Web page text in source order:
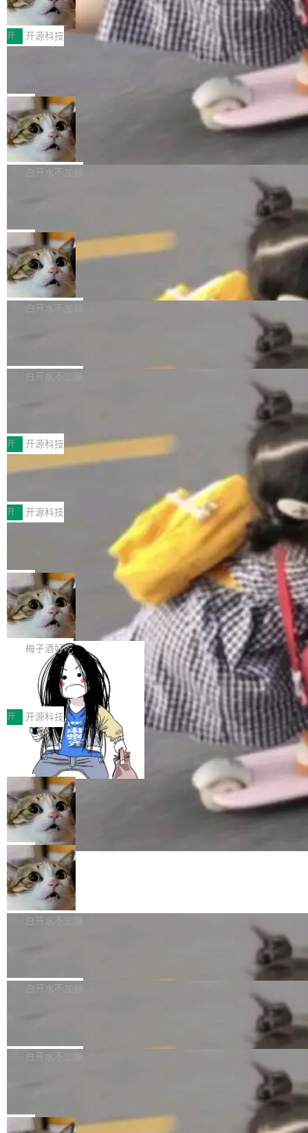
变体：Switchable...
那个创业公司。不同的是，这次它构建在 Cloudf
lare Workers 上——我花了九年时间搭建的平台
——并且深度集成了 AI。这基本上是我十年秘密
数据库，按名称寻址，复制到你自己的 S3 兼容
存储库里。节点之间只通过这个存储库协调——
没有控制平面，没有共识协议。每个对象自带一
个小型数据库，应用天然按分片构建，单个数据
库的竞争和爆炸半径问题在设计层面就被消除
了。 闲置的 cell 会休眠到几乎不占资源。当 cel
l 迁移或唤醒时，新宿主从 S3 恢复 SQLite 数据
库继续执行。存储库是持久化的唯一真相...
性能、流畅双第一，三星Galaxy Z系列
新折叠缺席
2026年7月的手机市场，由于存储等硬件成本暴
增，手机厂商的日子也不好过啊，新机速度明显
放缓，因此硝烟味淡了许多。新机参数规格除开
高价的三星折叠（三星Galaxy Z Fold8 Ultra / Z
Fold8 / Z Flip8）外，其余要么是中低端机器，
例如iQOO Z11i、REDMI Note 17、REDMI No
te 17 Pro、OPPO K15，要么是vivo X300 E这
样的次旗舰。 Galaxy Z Fold8 Ultra / Z Fold8 /
Z Flip8三款折叠屏新机均在7月22日发布，且全
部搭载骁龙8 Elite Gen5 for Galaxy，它们本该
开 开源科技
Zed 编辑器团队发布了新项目——DeltaDB，一
个在 git commit 之间记录每一次编辑操作的版
本控制系统。目前处于 Early Access 阶段。 De
ltaDB 的核心思路直接写在 landing page 最显
眼的位置：「Software is made between com
mits」——软件是在 commit 之间写出来的。git
是把这段空隙补上。 回退到任何一次编辑：Delt
aDB 捕获 commit 之间的每一次操作，...
局
SpaceXAI 单季资本开支达 183 亿美元
根据风险投资人Tomer Tunguz 博客（VC 分
析）披露的最新分析与第二季度业绩报告，Spac
微软同期总资本开支的四成。 与亚马逊、Alpha
bet、微软以及 Meta 等传统科技巨头相比，Spa
ceXAI的资金消耗速度尤为引人瞩目。然而，支
撑庞大支出的资金来源却呈现出截然不同的面
貌。数据显示，微软和 Meta 主要依托充沛的经
白开水不加糖
一个在终端里运行的编程 agent；Muse Spark
1.2，驱动这个 agent 的新模型。一句话概括：
你可以用 curl -fsSL https://dev.meta.ai/install.
sh | bash 安装一个能在大项目里自动规划、写
代码、验证结果的 AI 终端工具。 据介绍，Muse
个主 agent 循环，外加一组后台 agent。这些后
局
美团开源 LoHoSearch，用知识图谱校
准 AI 能力认知
机器出题的前提，是让机器拥有全局视野。整个
构建流程可以分为四个环节：建图 → 控制难度
白开水不加糖
库，并将作为transport接入Mooncake TENT。
MPComm将作为一种传输引擎接入Mooncake T
ENT，实现零拷贝传输性能提升30%、非零拷贝
传输性能最高提升5倍。UCL-MPComm底层基
于自研UCL-Engine通信引擎，后续腾讯网平将
持续开源更多基于UCL-Engine的高性能通信组
件。 腾讯网平团队在UCL-MPComm中实现了一
个独立于业务线程的全局通信引擎（Engine），
白开水不加糖
型案例入选名单》，深信服“面向企业研发场景的
开源 AI 编程平台 CoStrict 应用”凭借卓越的技术
创新与落地成效成功入选。 全链路私有化部署，
助力企业AI研发安全落地 当前，越来越多企业已
经开始引入 AI Coding 工具，通过调用公有云模
型或企业内部部署模型提升研发效率。但随着 AI
Coding 从个人辅助工具逐步走向团队级、组织
级应用，企业在规模化落地过程中，对安全性、
可控性和代码质量提出了更高要求。 首先是数据
安全与合规要求。对于大多数普通研发场景，公
有云模型能够满足快速试用和效率提升的需求。
但对于金融、能源、医疗等对数据安全要求较...
开 开源科技
深信服AI算力网关入选工信部人工智能
前不久，工业和信息化部正式发布《2025年人工
智能应用典型案例名单》，集中展示人工智能在
各领域的应用成果，覆盖技术底座、行业赋能、
产品应用、支撑保障、专题等五大方向。深信服
AI算力网关（AI创新平台）成功入选！ 随着各行
各业的Agent走向规模化建设，算力构成形态逐
渐丰富，用户关注的重点也在发生变化：不只是
让AI用起来，还要进一步看清混合算力时代下，
Token花在哪里、算力是否被充分利用，以及持
续增长的AI成本该如何优化。 深信服AI算力网关
正是围绕这些实际问题，从Token治理和成本治
理两个方面，让用户的每一份算力都看得清、管
得住、用得稳、省得下、更安全！ 一、从现在开
始，Token使用一目...
开 开源科技
Jeff Dean 离开 Google：一个时代的结
束，一个实验室的开始
Google 员工编号 20。MapReduce 作者之一。
Bigtable 作者之一。TensorFlow 的作者之一。
Gemini 的架构师。Google 首席科学家。 Jeff D
ean 在 Google 工作了 27 年后，宣布离职。 他
不是一个人走。一同离开的还有 Sanjay Ghema
wat（Google 员工编号 23，Jeff Dean 二十多
年的编程搭档，MapReduce 和 Bigtable 的共同
作者）、Quoc Le（Google 大脑核心成员，Se
q2Seq 和 DocAI 的共同发明人）以及 Oriol Vin
yals（Gemini 联合负责人，AlphaSta...
局
🔥 SolonCode v2026.8.4 发布：界面
字体可调、22 种语言、记忆搜索增强
打开终端就能上岗的全中文编码智能体，这一轮
把「看得清、用母语、记得住」三件事一次补
齐。 SolonCode 是什么 SolonCode 是杭州无
耳科技研发的企业级终端编码智能体——一位全
中文驱动的数字员工，自主理解需求、规划步
骤、编写代码。不挑模型、不挑平台，curl 一行
装完即用。 开源地址：Gitee · GitCode · GitHu
b 安装 支持 Java 8+（8~26）、macOS / Linu
x / Windows / Harmony PC。 # macOS / Linu
x / Harmony PC curl -fsSL https://solon.noea
r.org/solon...
梅子酒好吃
让“代码语义理解”深度释放AI Coding
价值潜能：华为云码道（CodeArts）
代码仓技术解析
一、代码仓深度理解技术的作用与价值 在软件工
程实践中，代码仓是企业核心知识资产的主要载
体。企业级代码仓库通常包含数十万乃至数百万
个文件，其规模远超单次模型调用可承载的上下
文窗口。随着项目规模的持续扩张与代码历史的
不断累积，代码仓中的模块关系、接口契约、业
务逻辑等关键信息往往分散于数十乃至数百个文
件之中，形成高度复杂的知识关联网络。传统的
代码检索手段（如关键词匹配、目录遍历）仅能
在语法层面完成文本定位，难以触及代码的语义
内涵与结构关联，导致开发者使用代码智能体在
理解大规模代码仓时面临显著"代码仓理解"瓶
颈。 代码仓深度理解服务（以下简称" CodeBas
e深度理解服务"）是华为云码道（CodeA...
开 开源科技
一条“删库”命令跑 17 小时，算法工程
师删光 89TB 数据只为干私活
最高人民检察院8月4日公布了一起案件：北京一
名90后算法工程师王某，为了给自己接的私活腾
服务器空间，删光了公司AI游戏部门的全部核心
数据。 王某2024年1月入职东城区某科技公司AI
短剧部门，有互联网大厂背景。在公司内部架构
调整期间，部门三次通知全员将数据从A集群迁
移到B集群，王某都回复了"收到"。 他没有迁移
数据。2024年9月3日下午4点，他使用此前登录
的账号密码进入A集群，输入了一条被程序员圈
称为"删库跑路"的命令——最高管理员权限、无
自研的多个文生3D和...
局
Cloudflare 分享推理优化实践：KV ca
che 量化 + 权重压缩，吞吐量提升 4
1%，成本降 30%
Kimi 和 GLM 是当前最强的大模型系列之一，但
它们有一个共同的问题：太吃显存了。月之暗面
的 Kimi K 系列和智谱的 GLM 都是长上下文、M
oE 架构的大模型，好用到让人上瘾，但 GPU 显
存永远不够用。 Cloudflare 的 Workers AI 团队
一直在跑这些模型的推理。他们在官方博客上发
整性保护。效果是：吞吐量提升 41%，每 token
局
腾讯混元 Hy ASR3.0preview 发布
腾讯混元正式推出新一代语音识别模型 Hy ASR
3.0preview。基于最新一代大语言模型 Hy3 的
让语音识别不再只是听清，而是真正听懂。通过
w 不要求标准普通话，方言识别覆盖粤语、吴语
白开水不加糖
新和少量网页兼容性修复版本。 Changes/fixe
容提供的字体时出现的几个问题 为避免音频加
质的最低采样率）的音频格式将被拒绝 修复了 C
白开水不加糖
发布的 Release Notes，他利用 AI 工具（如 Co
最强的若干项。对于尚未正式发版的 PG 19，则
白开水不加糖
维护工作一直与我的日常工作、家务、社交生活
局